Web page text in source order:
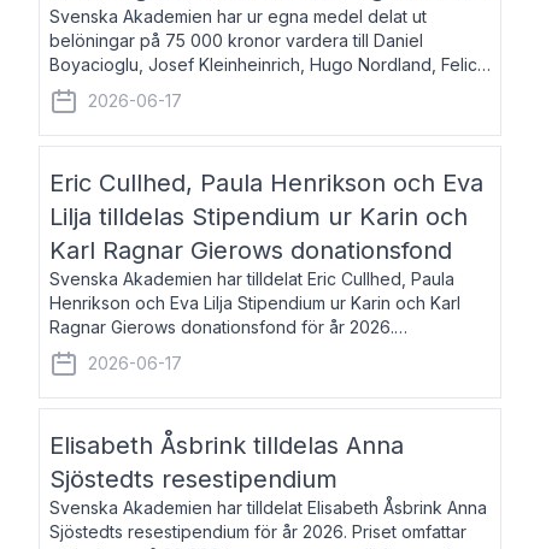
Svenska Akademien har ur egna medel delat ut
belöningar på 75 000 kronor vardera till Daniel
Boyacioglu, Josef Kleinheinrich, Hugo Nordland, Felicia
Stenroth och Svante Strandberg. Daniel Boyacioglu,
född 1981, är poet och scenartist. Josef
2026-06-17
Eric Cullhed, Paula Henrikson och Eva
Lilja tilldelas Stipendium ur Karin och
Karl Ragnar Gierows donationsfond
Svenska Akademien har tilldelat Eric Cullhed, Paula
Henrikson och Eva Lilja Stipendium ur Karin och Karl
Ragnar Gierows donationsfond för år 2026.
Stipendiebeloppet är på 70 000 kronor vardera. Eric
Cullhed, född 1985, är professor i grekis
2026-06-17
Elisabeth Åsbrink tilldelas Anna
Sjöstedts resestipendium
Svenska Akademien har tilldelat Elisabeth Åsbrink Anna
Sjöstedts resestipendium för år 2026. Priset omfattar